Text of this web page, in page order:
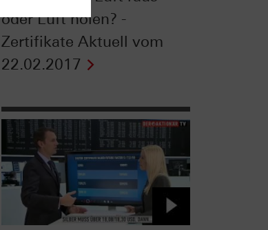
oder Luft holen? -
Zertifikate Aktuell vom
22.02.2017